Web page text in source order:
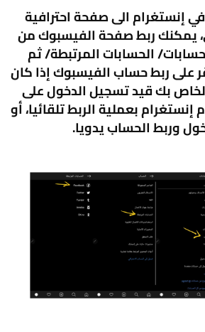
إنستغرام الى صفحة احترافية
يمكنك ربط صفحة الفيسبوك من
الحسابات المرتبطة/ ثم
على ربط حساب الفيسبوك إذا كان
بك قيد تسجيل الدخول على
بعملية الربط تلقائيا، أو
وربط الحساب يدويا.